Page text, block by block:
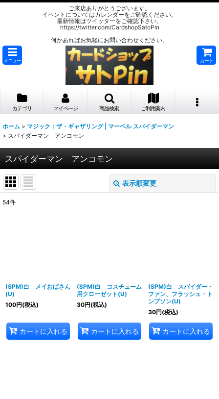
ご来店ありがとうございます。
イベントについてはカレンダーをご確認ください。
最新情報はツイッターをご確認下さい。
https://twitter.com/CardshopSatoPin
何かあればお気軽にお問い合わせください。
メニュー カート
カテゴリ マイページ 商品検索 ご利用案内
ホーム > マジック：ザ・ギャザリング | マーベル スパイダーマン
> スパイダーマン アンコモン
スパイダーマン アンコモン
表示順変更
54件
(SPM)白 メイおばさん
(U)
100円(税込)
カートに入れる
(SPM)白 コスチューム
用クローゼット(U)
30円(税込)
カートに入れる
(SPM)白 スパイダー・
ファン、フラッシュ・ト
ンプソン(U)
30円(税込)
カートに入れる